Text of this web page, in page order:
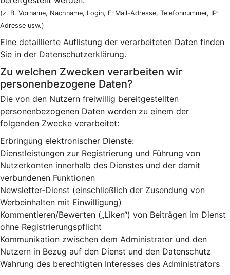
(z. B. Vorname, Nachname, Login, E-Mail-Adresse, Telefonnummer, IP-
Adresse usw.)
Eine detaillierte Auflistung der verarbeiteten Daten finden
Sie in der Datenschutzerklärung.
Zu welchen Zwecken verarbeiten wir
personenbezogene Daten?
Die von den Nutzern freiwillig bereitgestellten
personenbezogenen Daten werden zu einem der
folgenden Zwecke verarbeitet:
Erbringung elektronischer Dienste:
Dienstleistungen zur Registrierung und Führung von
Nutzerkonten innerhalb des Dienstes und der damit
verbundenen Funktionen
Newsletter-Dienst (einschließlich der Zusendung von
Werbeinhalten mit Einwilligung)
Kommentieren/Bewerten („Liken“) von Beiträgen im Dienst
ohne Registrierungspflicht
Kommunikation zwischen dem Administrator und den
Nutzern in Bezug auf den Dienst und den Datenschutz
Wahrung des berechtigten Interesses des Administrators